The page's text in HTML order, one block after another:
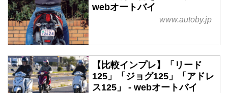
webオートバイ
www.autoby.jp
【比較インプレ】「リード
125」「ジョグ125」「アドレ
ス125」 - webオートバイ